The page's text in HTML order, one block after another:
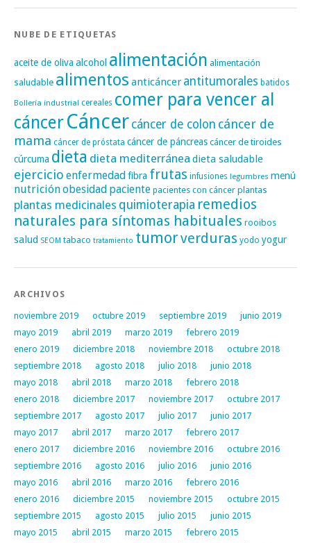
NUBE DE ETIQUETAS
aceite de oliva alcohol alimentación alimentación
saludable alimentos anticáncer antitumorales batidos
Bollería industrial cereales comer para vencer al
cáncerCáncer cáncer de colon cáncer de
mama cáncer de próstata cáncer de páncreascáncer de tiroides
cúrcuma dieta dieta mediterránea dieta saludable
ejercicio enfermedadfibra frutas infusiones legumbres menú
nutriciónobesidad paciente pacientes con cáncer plantas
plantas medicinales quimioterapia remedios
naturales para síntomas habituales rooibos
salud SEOM tabaco tratamiento tumorverduras yodo yogur
ARCHIVOS
noviembre 2019 octubre 2019 septiembre 2019
junio 2019
mayo 2019
abril 2019 marzo 2019
febrero 2019
enero 2019
diciembre 2018 noviembre 2018
octubre 2018
septiembre 2018
agosto 2018 julio 2018
junio 2018
mayo 2018
abril 2018 marzo 2018
febrero 2018
enero 2018
diciembre 2017 noviembre 2017
octubre 2017
septiembre 2017
agosto 2017 julio 2017
junio 2017
mayo 2017
abril 2017 marzo 2017
febrero 2017
enero 2017
diciembre 2016 noviembre 2016
octubre 2016
septiembre 2016
agosto 2016 julio 2016
junio 2016
mayo 2016
abril 2016 marzo 2016
febrero 2016
enero 2016
diciembre 2015 noviembre 2015
octubre 2015
septiembre 2015
agosto 2015 julio 2015
junio 2015
mayo 2015
abril 2015 marzo 2015
febrero 2015